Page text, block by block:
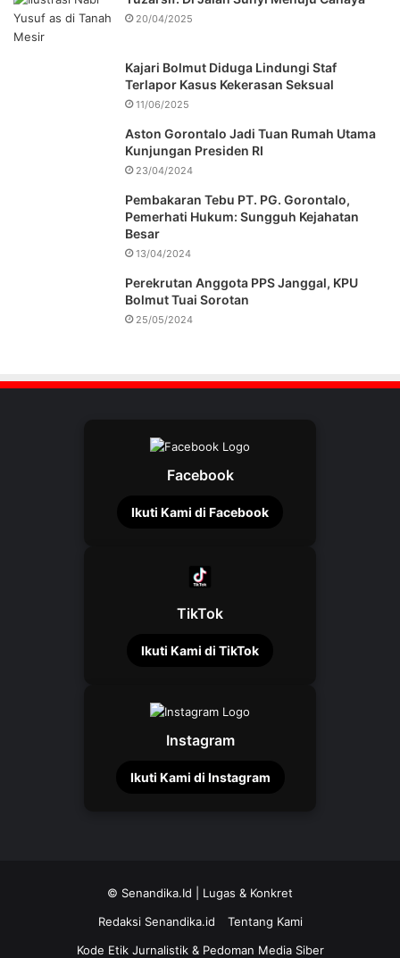
20/04/2025
Kajari Bolmut Diduga Lindungi Staf
Terlapor Kasus Kekerasan Seksual
11/06/2025
Aston Gorontalo Jadi Tuan Rumah Utama
Kunjungan Presiden RI
23/04/2024
Pembakaran Tebu PT. PG. Gorontalo,
Pemerhati Hukum: Sungguh Kejahatan
Besar
13/04/2024
Perekrutan Anggota PPS Janggal, KPU
Bolmut Tuai Sorotan
25/05/2024
Facebook
Ikuti Kami di Facebook
TikTok
Ikuti Kami di TikTok
Instagram
Ikuti Kami di Instagram
© Senandika.Id | Lugas & Konkret
Redaksi Senandika.id
Tentang Kami
Kode Etik Jurnalistik & Pedoman Media Siber